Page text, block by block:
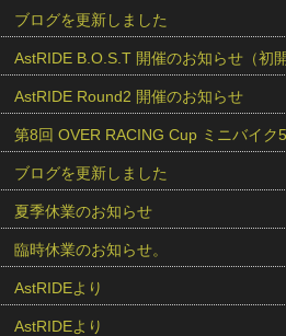
ブログを更新しました
AstRIDE B.O.S.T 開催のお知らせ（初開
AstRIDE Round2 開催のお知らせ
第8回 OVER RACING Cup ミニバイ
ブログを更新しました
夏季休業のお知らせ
臨時休業のお知らせ。
AstRIDEより
AstRIDEより